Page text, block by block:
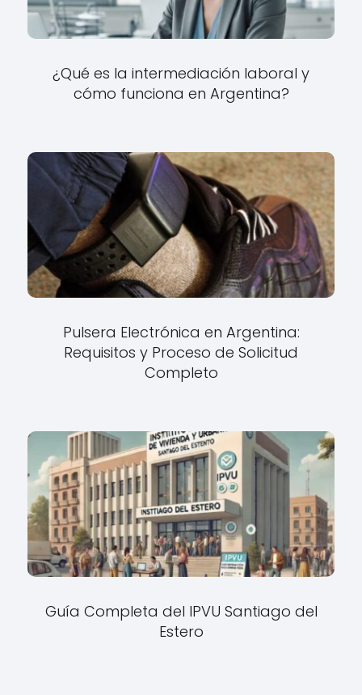
¿Qué es la intermediación laboral y
cómo funciona en Argentina?
Pulsera Electrónica en Argentina:
Requisitos y Proceso de Solicitud
Completo
Guía Completa del IPVU Santiago del
Estero